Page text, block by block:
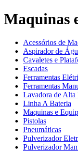
Maquinas
Acessórios de
Aspirador de
Cavaletes e
Escadas
Ferramentas
Ferramentas
Lavadora de Alta
Linha A Bateria
Maquinas e
Pistolas
Pneumáticas
Pulverizador
Pulverizador